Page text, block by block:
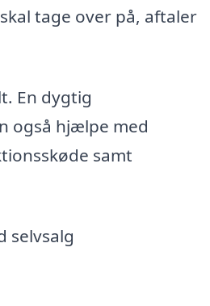
tage over på, aftaler
En dygtig
også hjælpe med
samt
selvsalg